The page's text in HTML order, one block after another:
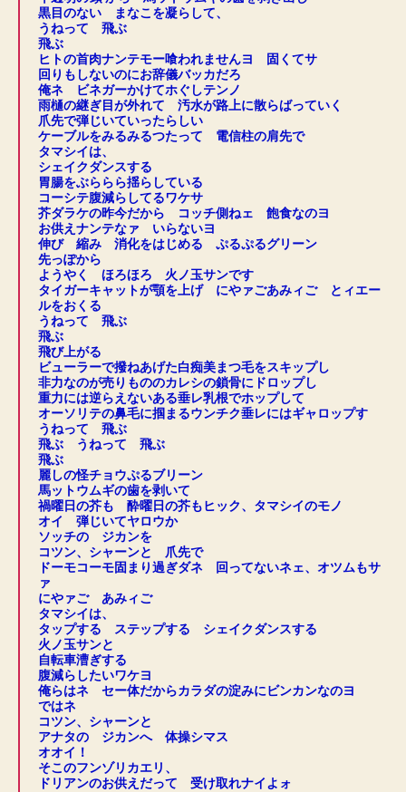
黒目のない まなこを凝らして、
うねって 飛ぶ
飛ぶ
ヒトの首肉ナンテモー喰われませんヨ 固くてサ
回りもしないのにお辞儀バッカだろ
俺ネ ビネガーかけてホぐしテンノ
雨樋の継ぎ目が外れて 汚水が路上に散らばっていく
爪先で弾じいていったらしい
ケーブルをみるみるつたって 電信柱の肩先で
タマシイは、
シェイクダンスする
胃腸をぶららら揺らしている
コーシテ腹減らしてるワケサ
芥ダラケの昨今だから コッチ側ねェ 飽食なのヨ
お供えナンテなァ いらないヨ
伸び 縮み 消化をはじめる ぷるぷるグリーン
先っぽから
ようやく ほろほろ 火ノ玉サンです
タイガーキャットが顎を上げ にやァごあみィご とィエー
ルをおくる
うねって 飛ぶ
飛ぶ
飛び上がる
ビューラーで撥ねあげた白痴美まつ毛をスキップし
非力なのが売りもののカレシの鎖骨にドロップし
重力には逆らえないある垂レ乳根でホップして
オーソリテの鼻毛に掴まるウンチク垂レにはギャロップす
うねって 飛ぶ
飛ぶ うねって 飛ぶ
飛ぶ
麗しの怪チョウぷるブリーン
馬ットウムギの歯を剥いて
禍曜日の芥も 酔曜日の芥もヒック、タマシイのモノ
オイ 弾じいてヤロウか
ソッチの ジカンを
コツン、シャーンと 爪先で
ドーモコーモ固まり過ぎダネ 回ってないネェ、オツムもサ
ァ
にやァご あみィご
タマシイは、
タップする ステップする シェイクダンスする
火ノ玉サンと
自転車漕ぎする
腹減らしたいワケヨ
俺らはネ セー体だからカラダの淀みにビンカンなのヨ
ではネ
コツン、シャーンと
アナタの ジカンへ 体操シマス
オオイ！
そこのフンゾリカエリ、
ドリアンのお供えだって 受け取れナイよォ